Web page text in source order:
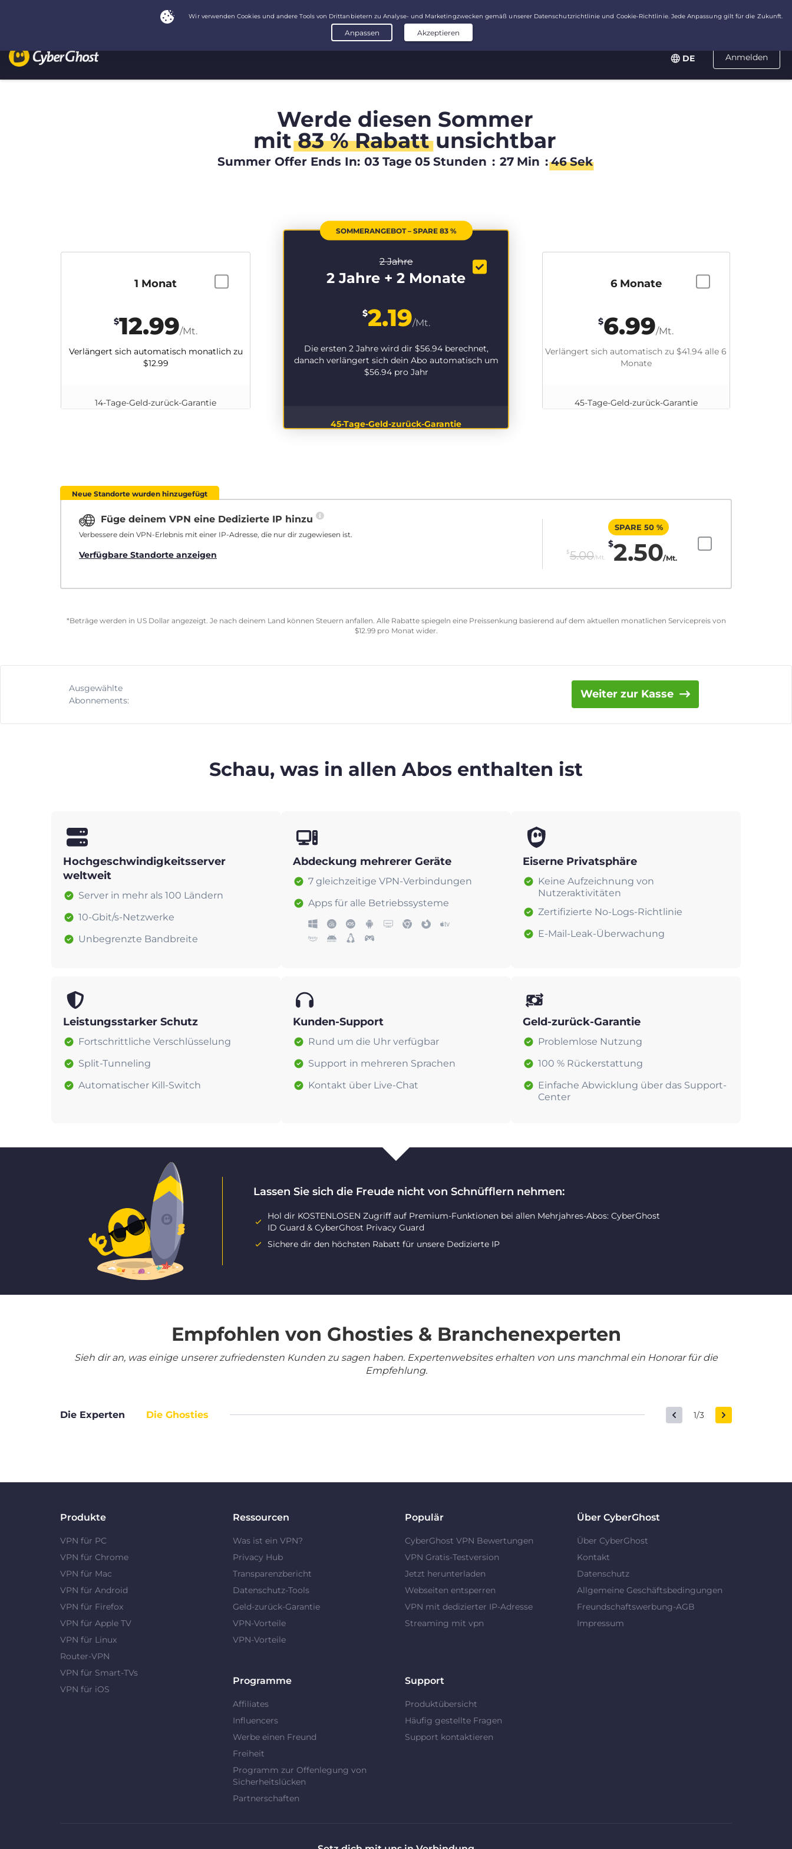
Anmelden
DE
Werde diesen Sommer
mit83 % Rabattunsichtbar
Summer Offer Ends In: 03 Tage 05 Stunden : 27 Min : 45 Sek
SOMMERANGEBOT – SPARE 83 %
2 Jahre
2 Jahre + 2 Monate
$2.19/Mt.
Die ersten 2 Jahre wird dir $56.94berechnet,
danach verlängert sich dein Abo automatisch um
$56.94pro Jahr
45-Tage-Geld-zurück-Garantie
6 Monate
$6.99/Mt.
Verlängert sich automatisch zu $41.94 alle 6
Monate
45-Tage-Geld-zurück-Garantie
1 Monat
$12.99/Mt.
Verlängert sich automatisch monatlich zu
$12.99
14-Tage-Geld-zurück-Garantie
Neue Standorte wurden hinzugefügt
Füge deinem VPN eine Dedizierte IP hinzu
Verbessere dein VPN-Erlebnis mit einer IP-Adresse, die nur dir zugewiesen ist.
Verfügbare Standorte anzeigen $5.00/Mt.
SPARE 50 %
$2.50/Mt.
*Beträge werden in US Dollar angezeigt. Je nach deinem Land können Steuern anfallen. Alle Rabatte spiegeln eine Preissenkung basierend auf dem aktuellen monatlichen Servicepreis von
$12.99pro Monat wider.
Ausgewählte
Abonnements:
Weiter zur Kasse
Schau, was in allen Abos enthalten ist
Hochgeschwindigkeitsserver
weltweit
Server in mehr als 100 Ländern
10-Gbit/s-Netzwerke
Unbegrenzte Bandbreite
Abdeckung mehrerer Geräte
7 gleichzeitige VPN-Verbindungen
Apps für alle Betriebssysteme
Eiserne Privatsphäre
Keine Aufzeichnung von
Nutzeraktivitäten
Zertifizierte No-Logs-Richtlinie
E-Mail-Leak-Überwachung
Leistungsstarker Schutz
Fortschrittliche Verschlüsselung
Split-Tunneling
Automatischer Kill-Switch
Kunden-Support
Rund um die Uhr verfügbar
Support in mehreren Sprachen
Kontakt über Live-Chat
Geld-zurück-Garantie
Problemlose Nutzung
100 % Rückerstattung
Einfache Abwicklung über das Support-
Center
Lassen Sie sich die Freude nicht von Schnüfflern nehmen:
Hol dir KOSTENLOSEN Zugriff auf Premium-Funktionen bei allen Mehrjahres-Abos: CyberGhost
ID Guard & CyberGhost Privacy Guard
Sichere dir den höchsten Rabatt für unsere Dedizierte IP
Empfohlen von Ghosties & Branchenexperten
Sieh dir an, was einige unserer zufriedensten Kunden zu sagen haben. Expertenwebsites erhalten von uns manchmal ein Honorar für die
Empfehlung.
Die Experten Die Ghosties 1/3
Produkte
VPN für PC
VPN für Chrome
VPN für Mac
VPN für Android
VPN für Firefox
VPN für Apple TV
VPN für Linux
Router-VPN
VPN für Smart-TVs
VPN für iOS
Ressourcen
Was ist ein VPN?
Privacy Hub
Transparenzbericht
Datenschutz-Tools
Geld-zurück-Garantie
VPN-Vorteile
VPN-Vorteile
Populär
CyberGhost VPN Bewertungen
VPN Gratis-Testversion
Jetzt herunterladen
Webseiten entsperren
VPN mit dedizierter IP-Adresse
Streaming mit vpn
Über CyberGhost
Über CyberGhost
Kontakt
Datenschutz
Allgemeine Geschäftsbedingungen
Freundschaftswerbung-AGB
Impressum
Programme
Affiliates
Influencers
Werbe einen Freund
Freiheit
Programm zur Offenlegung von
Sicherheitslücken
Partnerschaften
Support
Produktübersicht
Häufig gestellte Fragen
Support kontaktieren